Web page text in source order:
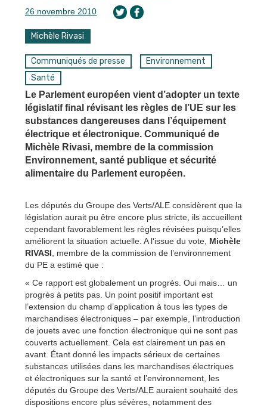
26 novembre 2010
Michèle Rivasi
Communiqués de presse
Environnement
Santé
Le Parlement européen vient d’adopter un texte
législatif final révisant les règles de l’UE sur les
substances dangereuses dans l’équipement
électrique et électronique. Communiqué de
Michèle Rivasi, membre de la commission
Environnement, santé publique et sécurité
alimentaire du Parlement européen.
Les députés du Groupe des Verts/ALE considèrent que la
législation aurait pu être encore plus stricte, ils accueillent
cependant favorablement les règles révisées puisqu’elles
améliorent la situation actuelle. A l’issue du vote, Michèle
RIVASI , membre de la commission de l’environnement
du PE a estimé que :
« Ce rapport est globalement un progrès. Oui mais… un
progrès à petits pas. Un point positif important est
l’extension du champ d’application à tous les types de
marchandises électroniques – par exemple, l’introduction
de jouets avec une fonction électronique qui ne sont pas
couverts actuellement. Cela est clairement un pas en
avant. Étant donné les impacts sérieux de certaines
substances utilisées dans les marchandises électriques
et électroniques sur la santé et l’environnement, les
députés du Groupe des Verts/ALE auraient souhaité des
dispositions encore plus sévères, notamment des